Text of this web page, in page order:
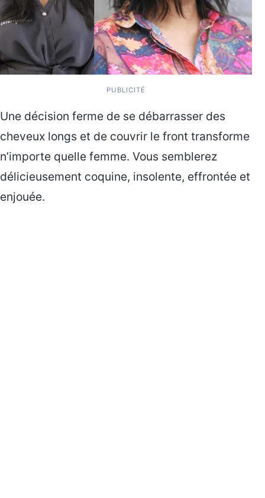
PUBLICITÉ
Une décision ferme de se débarrasser des
cheveux longs et de couvrir le front transforme
n’importe quelle femme. Vous semblerez
délicieusement coquine, insolente, effrontée et
enjouée.